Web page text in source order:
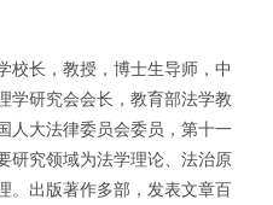
校长，教授，博士生导师，中
学研究会会长，教育部法学教
人大法律委员会委员，第十一
研究领域为法学理论、法治原
。出版著作多部，发表文章百